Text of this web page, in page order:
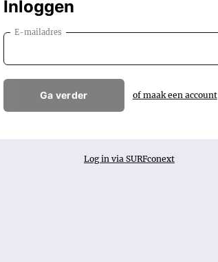
Inloggen
E-mailadres
Ga verder of maak een account
Log in via SURFconext